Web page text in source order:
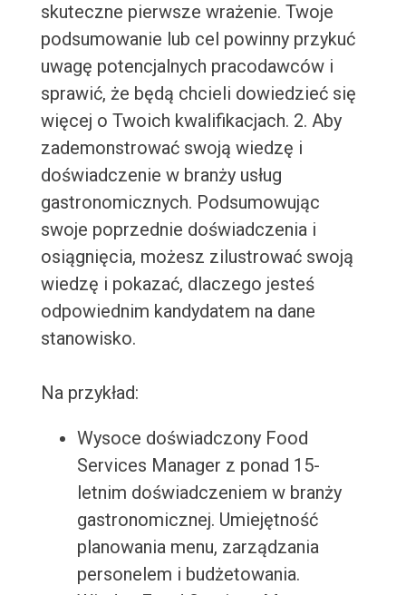
skuteczne pierwsze wrażenie. Twoje
podsumowanie lub cel powinny przykuć
uwagę potencjalnych pracodawców i
sprawić, że będą chcieli dowiedzieć się
więcej o Twoich kwalifikacjach. 2. Aby
zademonstrować swoją wiedzę i
doświadczenie w branży usług
gastronomicznych. Podsumowując
swoje poprzednie doświadczenia i
osiągnięcia, możesz zilustrować swoją
wiedzę i pokazać, dlaczego jesteś
odpowiednim kandydatem na dane
stanowisko.
Na przykład:
Wysoce doświadczony Food
Services Manager z ponad 15-
letnim doświadczeniem w branży
gastronomicznej. Umiejętność
planowania menu, zarządzania
personelem i budżetowania.